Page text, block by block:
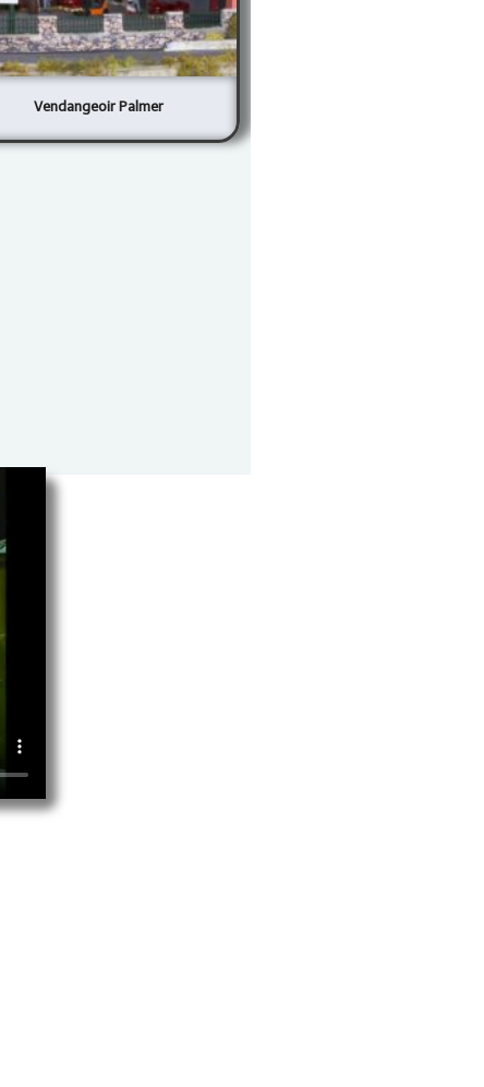
Vendangeoir Palmer